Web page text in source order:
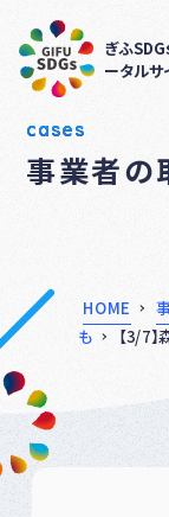
ぎふ
ータルサ
cases
事業者の
HOME
も
【3/7